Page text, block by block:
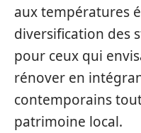
aux températures
diversification des
pour ceux qui
rénover en
contemporains
patrimoine local.